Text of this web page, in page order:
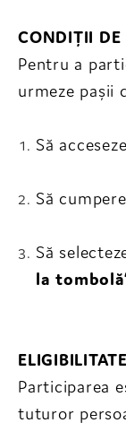
CONDIȚII DE
Pentru a
urmeze pașii
Să
Să
Să
la
ELIGIBILITATE
Participarea
tuturor